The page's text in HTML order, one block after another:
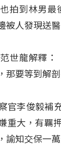
拍到林男
被人發現送醫
世龍解釋
那要等到解
官李俊毅補
重大，有羈
諭知交保一萬